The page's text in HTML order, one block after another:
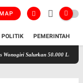
POLITIK PEMERINTAH
Polres Wonogiri Tetapkan Satu